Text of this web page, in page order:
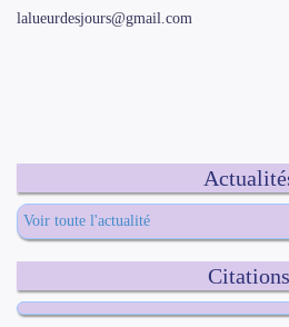
lalueurdesjours@gmail.com
Voir toute l'actualité
Citations